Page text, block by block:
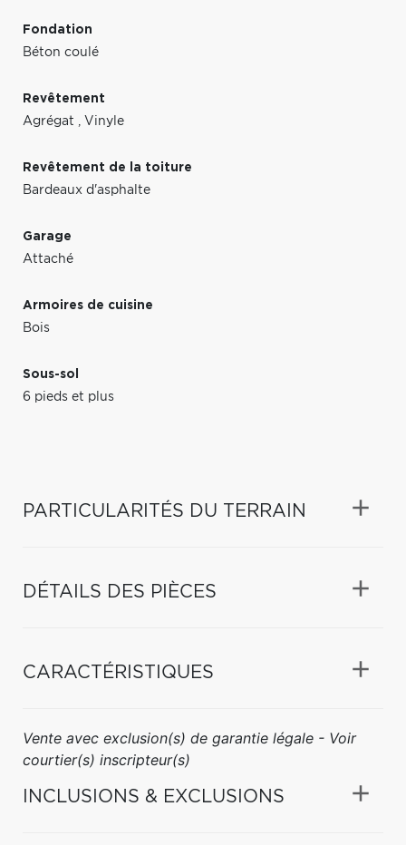
Fondation
Béton coulé
Revêtement
Agrégat , Vinyle
Revêtement de la toiture
Bardeaux d'asphalte
Garage
Attaché
Armoires de cuisine
Bois
Sous-sol
6 pieds et plus
PARTICULARITÉS DU TERRAIN
DÉTAILS DES PIÈCES
CARACTÉRISTIQUES
Vente avec exclusion(s) de garantie légale - Voir
courtier(s) inscripteur(s)
INCLUSIONS & EXCLUSIONS